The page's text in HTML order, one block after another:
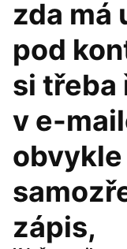
zda má
pod
si třeba
v e-
zápis,